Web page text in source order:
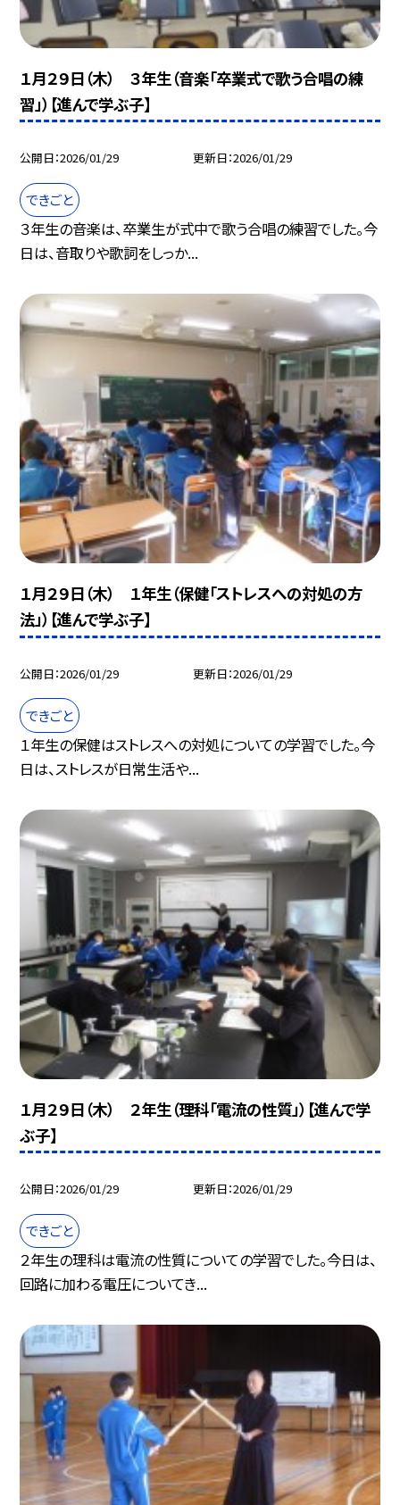
１月２９日（木） ３年生（音楽「卒業式で歌う合唱の練
習」）【進んで学ぶ子】
公開日 2026/01/29 更新日 2026/01/29
できごと
３年生の音楽は、卒業生が式中で歌う合唱の練習でした。今
日は、音取りや歌詞をしっか...
１月２９日（木） １年生（保健「ストレスへの対処の方
法」）【進んで学ぶ子】
公開日 2026/01/29 更新日 2026/01/29
できごと
１年生の保健はストレスへの対処についての学習でした。今
日は、ストレスが日常生活や...
１月２９日（木） ２年生（理科「電流の性質」）【進んで学
ぶ子】
公開日 2026/01/29 更新日 2026/01/29
できごと
２年生の理科は電流の性質についての学習でした。今日は、
回路に加わる電圧についてき...